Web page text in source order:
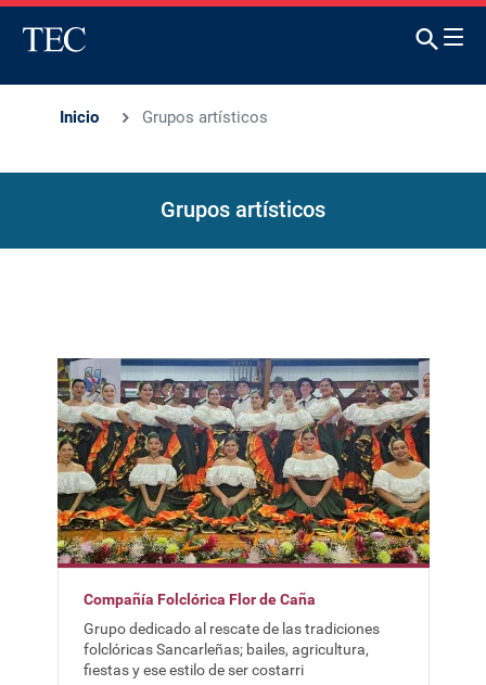
Inicio Grupos artísticos
Grupos artísticos
Compañía Folclórica Flor de Caña
Grupo dedicado al rescate de las tradiciones
folclóricas Sancarleñas; bailes, agricultura,
fiestas y ese estilo de ser costarri